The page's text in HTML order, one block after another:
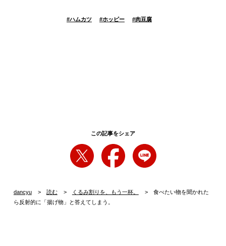
#ハムカツ #ホッピー #肉豆腐
この記事をシェア
dancyu 読む くるみ割りを、もう一杯。
食べたい物を聞かれた
ら反射的に「揚げ物」と答えてしまう。